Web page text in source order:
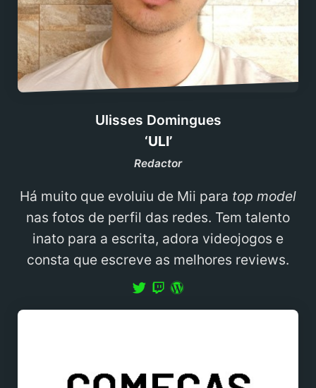
Ulisses Domingues
‘ULI’
Redactor
Há muito que evoluiu de Mii para top model
nas fotos de perfil das redes. Tem talento
inato para a escrita, adora videojogos e
consta que escreve as melhores reviews.